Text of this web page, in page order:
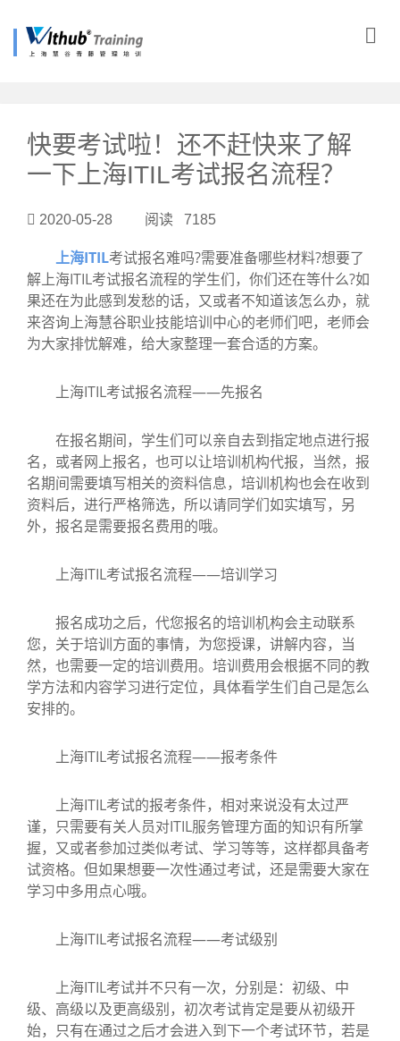
快要考试啦！还不赶快来了解
一下上海ITIL考试报名流程？
2020-05-28 阅读 7185
上海ITIL考试报名难吗?需要准备哪些材料?想要了
解上海ITIL考试报名流程的学生们，你们还在等什么?如
果还在为此感到发愁的话，又或者不知道该怎么办，就
来咨询上海慧谷职业技能培训中心的老师们吧，老师会
为大家排忧解难，给大家整理一套合适的方案。
上海ITIL考试报名流程——先报名
在报名期间，学生们可以亲自去到指定地点进行报
名，或者网上报名，也可以让培训机构代报，当然，报
名期间需要填写相关的资料信息，培训机构也会在收到
资料后，进行严格筛选，所以请同学们如实填写，另
外，报名是需要报名费用的哦。
上海ITIL考试报名流程——培训学习
报名成功之后，代您报名的培训机构会主动联系
您，关于培训方面的事情，为您授课，讲解内容，当
然，也需要一定的培训费用。培训费用会根据不同的教
学方法和内容学习进行定位，具体看学生们自己是怎么
安排的。
上海ITIL考试报名流程——报考条件
上海ITIL考试的报考条件，相对来说没有太过严
谨，只需要有关人员对ITIL服务管理方面的知识有所掌
握，又或者参加过类似考试、学习等等，这样都具备考
试资格。但如果想要一次性通过考试，还是需要大家在
学习中多用点心哦。
上海ITIL考试报名流程——考试级别
上海ITIL考试并不只有一次，分别是：初级、中
级、高级以及更高级别，初次考试肯定是要从初级开
始，只有在通过之后才会进入到下一个考试环节，若是